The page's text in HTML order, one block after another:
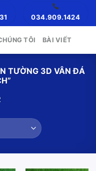
034.909.1424
TÔI BÀI VIẾT
TƯỜNG 3D VÂN ĐÁ